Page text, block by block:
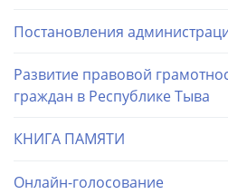
Постановления
Развитие правовой
граждан в Республике Тыва
КНИГА ПАМЯТИ
Онлайн-голосование